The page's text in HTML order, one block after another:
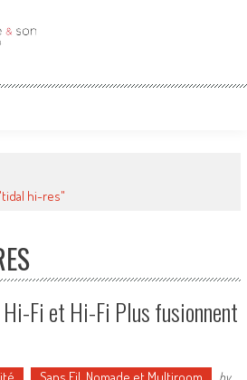
hi-res"
Fi et Hi-Fi Plus fusionnent
by